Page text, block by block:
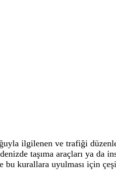
ilgilenen ve trafiği
taşıma araçları ya da
kurallara uyulması için